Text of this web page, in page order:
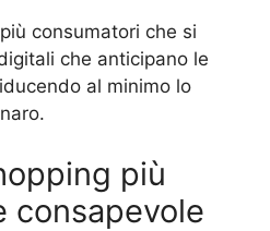
consumatori che si
che anticipano le
al minimo lo
più
consapevole